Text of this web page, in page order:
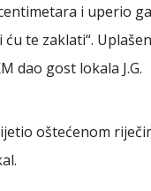
i uperio
te zaklati“.
dao gost lokala J.G.
oštećenom